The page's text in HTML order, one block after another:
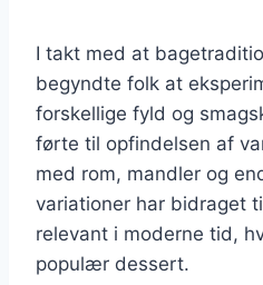
I takt med at
begyndte folk at
forskellige fyld og
førte til opfindelsen af
med rom, mandler og
variationer har bidraget
relevant i moderne tid,
populær dessert.